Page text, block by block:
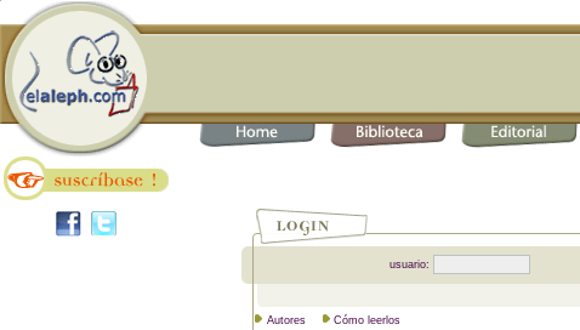
usuario:
Autores Cómo leerlos